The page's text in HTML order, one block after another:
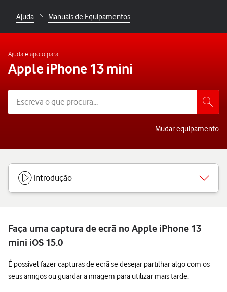
Ajuda Manuais de Equipamentos
Ajuda e apoio para
Apple iPhone 13 mini
Mudar equipamento
Introdução
Faça uma captura de ecrã no Apple iPhone 13
mini iOS 15.0
É possível fazer capturas de ecrã se desejar partilhar algo com os
seus amigos ou guardar a imagem para utilizar mais tarde.